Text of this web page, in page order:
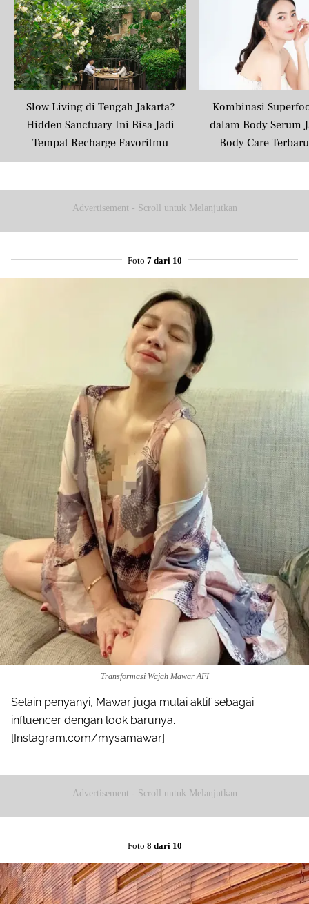
Slow Living di Tengah Jakarta?
Hidden Sanctuary Ini Bisa Jadi
Tempat Recharge Favoritmu
Kombinasi
dalam Body Serum
Body Care
Masyarakat
Advertisement - Scroll untuk Melanjutkan
Foto 7 dari 10
Transformasi Wajah Mawar AFI
Selain penyanyi, Mawar juga mulai aktif sebagai
influencer dengan look barunya.
[Instagram.com/mysamawar]
Advertisement - Scroll untuk Melanjutkan
Foto 8 dari 10